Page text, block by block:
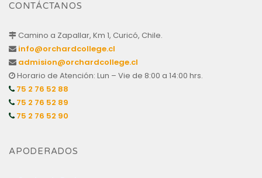
CONTÁCTANOS
Camino a Zapallar, Km 1, Curicó, Chile.
info@orchardcollege.cl
admision@orchardcollege.cl
Horario de Atención: Lun – Vie de 8:00 a 14:00 hrs.
75 2 76 52 88
75 2 76 52 89
75 2 76 52 90
APODERADOS